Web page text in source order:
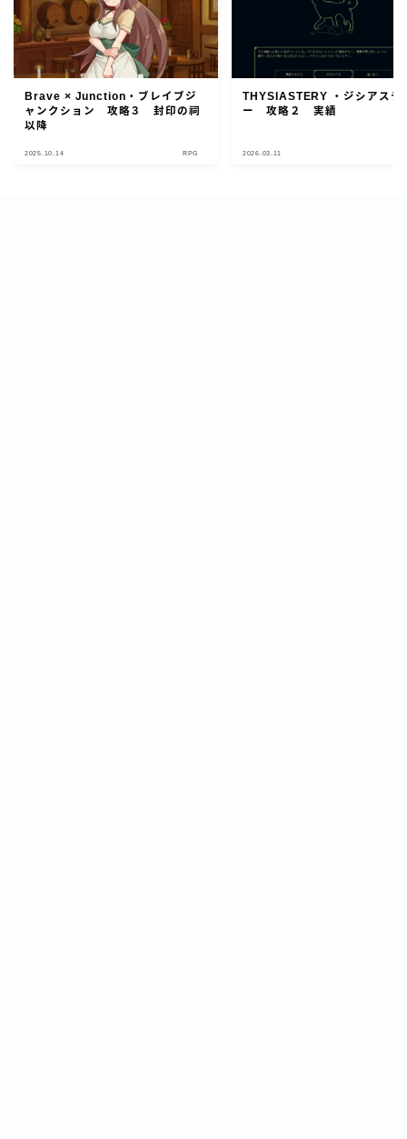
Brave × Junction・ブレイブジ
ャンクション 攻略３ 封印の祠
以降
2025.10.14 RPG
THYSIASTERY ・ジシアステ
ー 攻略２ 実績
2026.03.11